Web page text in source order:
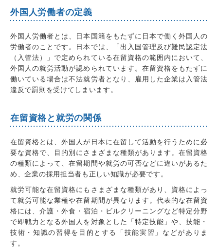
外国人労働者の定義
外国人労働者とは、日本国籍をもたずに日本で働く外国人の
労働者のことです。日本では、「出入国管理及び難民認定法
（入管法）」で定められている在留資格の範囲内において、
外国人の就労活動が認められています。在留資格をもたずに
働いている場合は不法就労者となり、雇用した企業は入管法
違反で罰則を受けてしまいます。
在留資格と就労の関係
在留資格とは、外国人が日本に在留して活動を行うために必
要な資格で、目的別にさまざまな種類があります。在留資格
の種類によって、在留期間や就労の可否などに違いがあるた
め、企業の採用担当者も正しい知識が必要です。
就労可能な在留資格にもさまざまな種類があり、資格によっ
て就労可能な業種や在留期間が異なります。代表的な在留資
格には、介護・外食・宿泊 ・ビルクリーニングなど特定分野
で即戦力となる外国人を対象とした「特定技能」や、技能・
技術・知識の習得を目的とする「技能実習」などがありま
す。